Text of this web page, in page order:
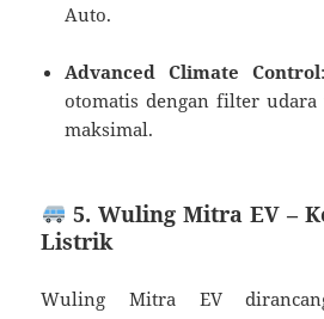
Auto.
Advanced Climate Control
otomatis dengan filter udara
maksimal.
5. Wuling Mitra EV –
Listrik
Wuling Mitra EV